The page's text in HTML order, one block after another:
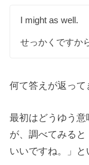
I might as well.
せっかくですか
何て答えが返って
最初はどうゆう
が、調べてみる
いいですね。」と